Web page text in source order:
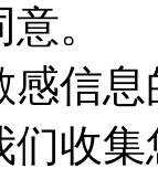
。
感信
们收